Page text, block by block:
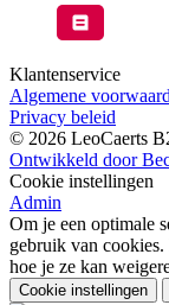
Klantenservice
Algemene
Privacy beleid
© 2026 LeoCaerts
Ontwikkeld door
Cookie instellingen
Admin
Om je een optimale
gebruik van
hoe je ze kan
Cookie instellingen